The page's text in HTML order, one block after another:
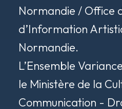
Normandie / Office
d’Information
Normandie.
L’Ensemble
le Ministère de la
Communication -